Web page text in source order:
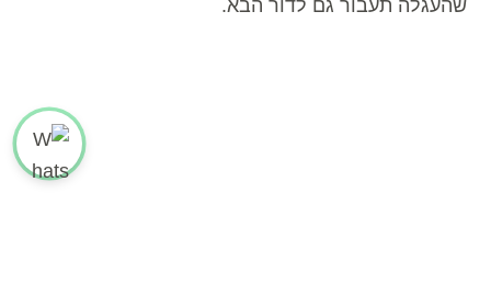
שהעגלה תעבור גם לדור הבא.